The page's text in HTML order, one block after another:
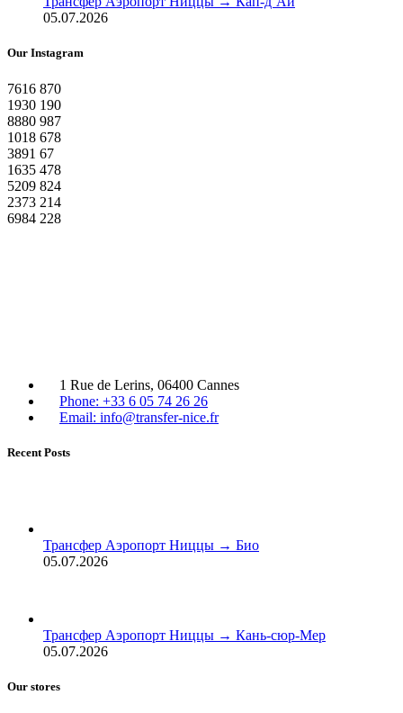
05.07.2026
Our Instagram
7616 870
1930 190
8880 987
1018 678
3891 67
1635 478
5209 824
2373 214
6984 228
1 Rue de Lerins, 06400 Cannes
Phone: +33 6 05 74 26 26
Email: info@transfer-nice.fr
Recent Posts
Трансфер Аэропорт Ниццы → Био
05.07.2026
Трансфер Аэропорт Ниццы → Кань-сюр-Мер
05.07.2026
Our stores